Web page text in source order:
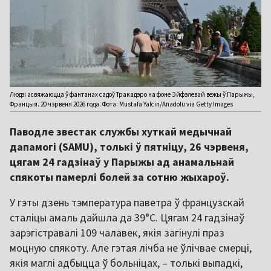
Людзі асвяжаюцца ў фантанах садоў Тракадэро на фоне Эйфэлевай вежы ў Парыжы,
Францыя. 20 чэрвеня 2026 года. Фота: Mustafa Yalcin/Anadolu via Getty Images
Паводле звестак службы хуткай медычнай
дапамогі (SAMU), толькі ў пятніцу, 26 чэрвеня,
цягам 24 гадзінаў у Парыжы ад анамальнай
спякоты памерлі болей за сотню жыхароў.
У гэты дзень тэмпература паветра ў французскай
сталіцы амаль дайшла да 39°C. Цягам 24 гадзінаў
зарэгістравалі 109 чалавек, якія загінулі праз
моцную спякоту. Але гэтая лічба не ўлічвае смерці,
якія маглі адбыцца ў больніцах, – толькі выпадкі,